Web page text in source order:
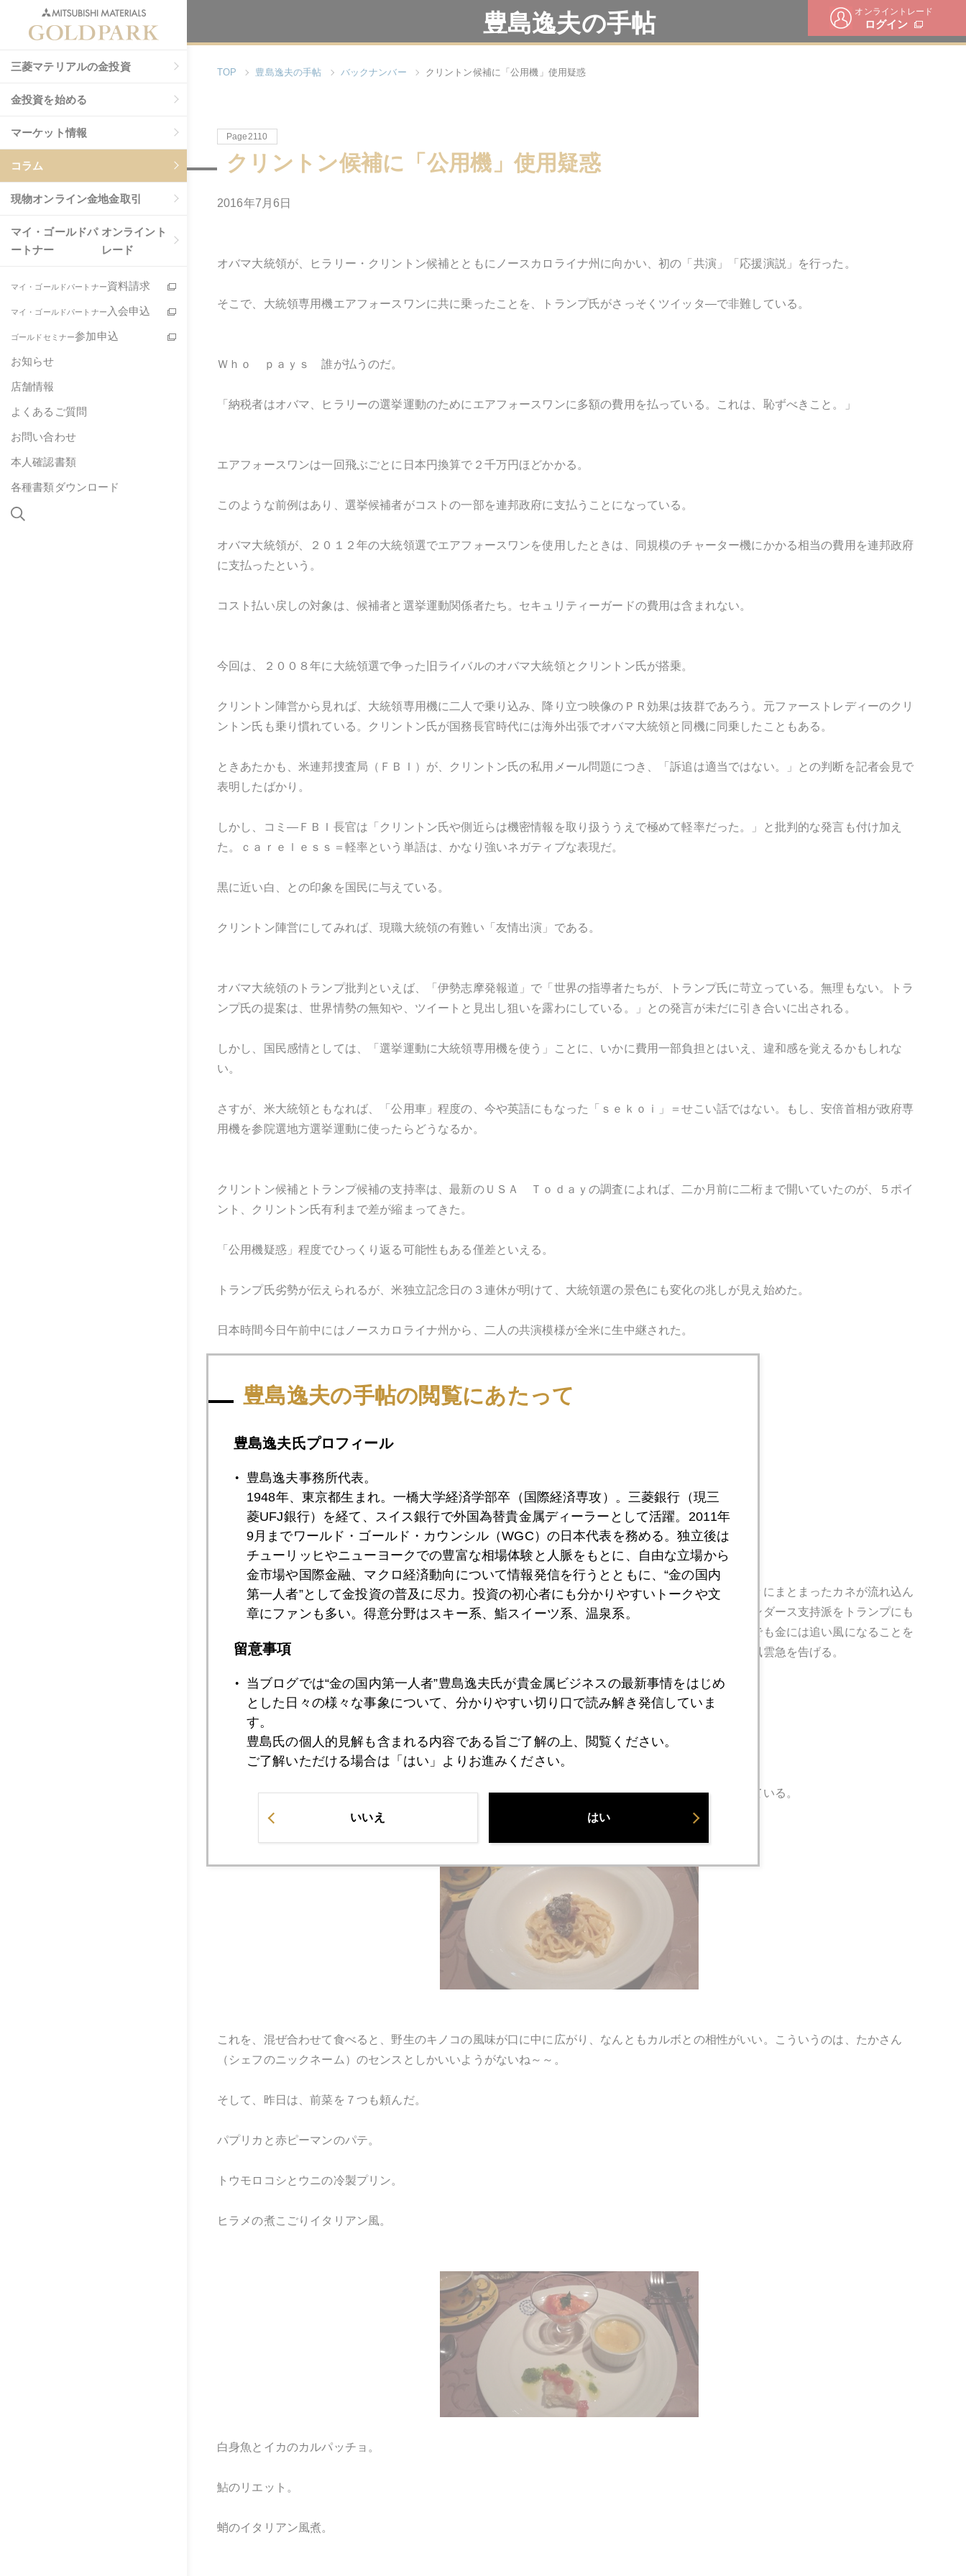
オンライントレード
ログイン
三菱マテリアルの金投資
金投資を始める
マーケット情報
コラム
現物オンライン金地金取引
マイ・ゴールドパ
ートナー
オンライント
レード
マイ・ゴールドパートナー資料請求
マイ・ゴールドパートナー 入会申込
ゴールドセミナー参加申込
お知らせ
店舗情報
よくあるご質問
お問い合わせ
本人確認書類
各種書類ダウンロード
豊島逸夫の手帖
TOP 豊島逸夫の手帖 バックナンバー クリントン候補に「公用機」使用疑惑
Page2110
クリントン候補に「公用機」使用疑惑
2016年7月6日
オバマ大統領が、ヒラリー・クリントン候補とともにノースカロライナ州に向かい、初の「共演」「応援演説」を行った。
そこで、大統領専用機エアフォースワンに共に乗ったことを、トランプ氏がさっそくツイッタ―で非難している。
Ｗｈｏ ｐａｙｓ 誰が払うのだ。
「納税者はオバマ、ヒラリーの選挙運動のためにエアフォースワンに多額の費用を払っている。これは、恥ずべきこと。」
エアフォースワンは一回飛ぶごとに日本円換算で２千万円ほどかかる。
このような前例はあり、選挙候補者がコストの一部を連邦政府に支払うことになっている。
オバマ大統領が、２０１２年の大統領選でエアフォースワンを使用したときは、同規模のチャーター機にかかる相当の費用を連邦政府
に支払ったという。
コスト払い戻しの対象は、候補者と選挙運動関係者たち。セキュリティーガードの費用は含まれない。
今回は、２００８年に大統領選で争った旧ライバルのオバマ大統領とクリントン氏が搭乗。
クリントン陣営から見れば、大統領専用機に二人で乗り込み、降り立つ映像のＰＲ効果は抜群であろう。元ファーストレディーのクリ
ントン氏も乗り慣れている。クリントン氏が国務長官時代には海外出張でオバマ大統領と同機に同乗したこともある。
ときあたかも、米連邦捜査局（ＦＢＩ）が、クリントン氏の私用メール問題につき、「訴追は適当ではない。」との判断を記者会見で
表明したばかり。
しかし、コミ―ＦＢＩ長官は「クリントン氏や側近らは機密情報を取り扱ううえで極めて軽率だった。」と批判的な発言も付け加え
た。ｃａｒｅｌｅｓｓ＝軽率という単語は、かなり強いネガティブな表現だ。
黒に近い白、との印象を国民に与えている。
クリントン陣営にしてみれば、現職大統領の有難い「友情出演」である。
オバマ大統領のトランプ批判といえば、「伊勢志摩発報道」で「世界の指導者たちが、トランプ氏に苛立っている。無理もない。トラ
ンプ氏の提案は、世界情勢の無知や、ツイートと見出し狙いを露わにしている。」との発言が未だに引き合いに出される。
しかし、国民感情としては、「選挙運動に大統領専用機を使う」ことに、いかに費用一部負担とはいえ、違和感を覚えるかもしれな
い。
さすが、米大統領ともなれば、「公用車」程度の、今や英語にもなった「ｓｅｋｏｉ」＝せこい話ではない。もし、安倍首相が政府専
用機を参院選地方選挙運動に使ったらどうなるか。
クリントン候補とトランプ候補の支持率は、最新のＵＳＡ Ｔｏｄａｙの調査によれば、二か月前に二桁まで開いていたのが、５ポイ
ント、クリントン氏有利まで差が縮まってきた。
「公用機疑惑」程度でひっくり返る可能性もある僅差といえる。
トランプ氏劣勢が伝えられるが、米独立記念日の３連休が明けて、大統領選の景色にも変化の兆しが見え始めた。
日本時間今日午前中にはノースカロライナ州から、二人の共演模様が全米に生中継された。
「ホワイトハウスに次に住むのは、この人しかない。」
とオバマ大統領も答える。
ＮＹ市場の政治的関心も長期化必至の英国ＥＵ関連から目前に迫る米大統領選挙へシフトしている。
そして金価格は相変わらず強い。ついに１３７０ドルに。プラチナも１０７０ドルに。貴金属市場に久々にまとまったカネが流れ込ん
でいる。テーマはドル安。ヒラリーでもトランプでも保護主義っぽく、ドル安っぽい。ヒラリーは、サンダース支持派をトランプにも
っていかれないために、あれこれ、工夫している感じ。これまでのヒラリーとは違うね。どっちに転んでも金には追い風になることを
ＮＹ市場は読んでいる。
更に、今日は、円高が１００円台まで進行。日経平均は４００円以上急落中。風雲急を告げる。
そして、今日の旨い物写真。
お馴染みマガーリにて。
まず、手打ちカルボナーラ。上にのっている黒っぽいのは色んなキノコで、炒めてトリュフの香をだしている。
これを、混ぜ合わせて食べると、野生のキノコの風味が口に中に広がり、なんともカルボとの相性がいい。こういうのは、たかさん
（シェフのニックネーム）のセンスとしかいいようがないね～～。
そして、昨日は、前菜を７つも頼んだ。
パプリカと赤ピーマンのパテ。
トウモロコシとウニの冷製プリン。
ヒラメの煮こごりイタリアン風。
白身魚とイカのカルパッチョ。
鮎のリエット。
蛸のイタリアン風煮。
豊島逸夫の手帖の閲覧にあたって
豊島逸夫氏プロフィール
豊島逸夫事務所代表。
1948年、東京都生まれ。一橋大学経済学部卒（国際経済専攻）。三菱銀行（現三
菱UFJ銀行）を経て、スイス銀行で外国為替貴金属ディーラーとして活躍。2011年
9月までワールド・ゴールド・カウンシル（WGC）の日本代表を務める。独立後は
チューリッヒやニューヨークでの豊富な相場体験と人脈をもとに、自由な立場から
金市場や国際金融、マクロ経済動向について情報発信を行うとともに、“金の国内
第一人者”として金投資の普及に尽力。投資の初心者にも分かりやすいトークや文
章にファンも多い。得意分野はスキー系、鮨スイーツ系、温泉系。
留意事項
当ブログでは“金の国内第一人者”豊島逸夫氏が貴金属ビジネスの最新事情をはじめ
とした日々の様々な事象について、分かりやすい切り口で読み解き発信していま
す。
豊島氏の個人的見解も含まれる内容である旨ご了解の上、閲覧ください。
ご了解いただける場合は「はい」よりお進みください。
いいえ はい